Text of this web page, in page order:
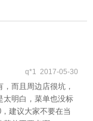
q*1 2017-05-30
而且周边店很坑，
太明白，菜单也没标
建议大家不要在当